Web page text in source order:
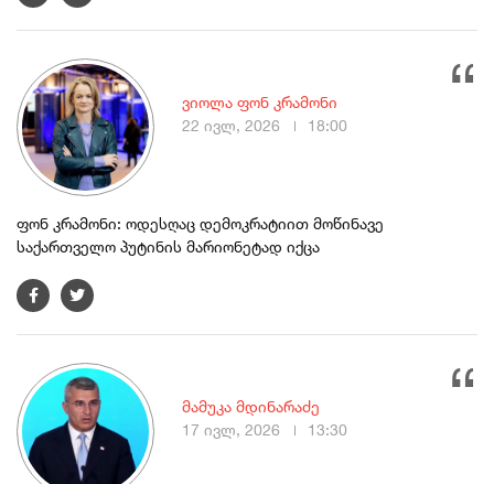
ფონ კრამონი: ოდესღაც დემოკრატიით მოწინავე
საქართველო პუტინის მარიონეტად იქცა
ვიოლა ფონ კრამონი
22 ივლ, 2026
18:00
მამუკა მდინარაძე
17 ივლ, 2026
13:30